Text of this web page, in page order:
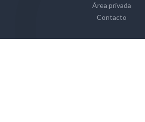
Área privada
Contacto